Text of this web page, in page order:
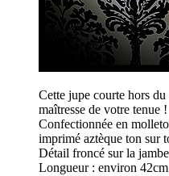
Cette jupe courte hors
maîtresse de votre tenue !
Confectionnée en
imprimé aztèque ton sur
Détail froncé sur la
Longueur : environ 42cm